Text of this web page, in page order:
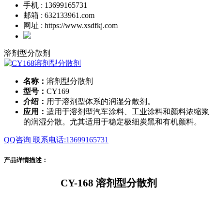
手机 : 13699165731
邮箱 : 632133961.com
网址 : https://www.xsdfkj.com
溶剂型分散剂
名称： 溶剂型分散剂
型号： CY169
介绍： 用于溶剂型体系的润湿分散剂。
应用： 适用于溶剂型汽车涂料、工业涂料和颜料浓缩浆
的润湿分散。尤其适用于稳定极细炭黑和有机颜料。
QQ咨询 联系电话:13699165731
产品详情描述：
CY-168 溶剂型分散剂